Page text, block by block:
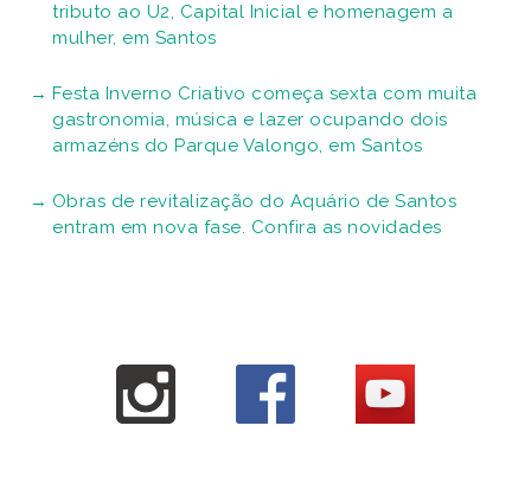
tributo ao U2, Capital Inicial e homenagem a
mulher, em Santos
Festa Inverno Criativo começa sexta com muita
gastronomia, música e lazer ocupando dois
armazéns do Parque Valongo, em Santos
Obras de revitalização do Aquário de Santos
entram em nova fase. Confira as novidades